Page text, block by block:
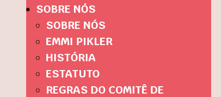
SOBRE NÓS
SOBRE NÓS
EMMI PIKLER
HISTÓRIA
ESTATUTO
REGRAS DO COMITÊ DE